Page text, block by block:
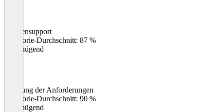
Kundensupport
Kategorie-Durchschnitt: 87 %
Ungenügend
Erfüllung der Anforderungen
Kategorie-Durchschnitt: 90 %
Ungenügend